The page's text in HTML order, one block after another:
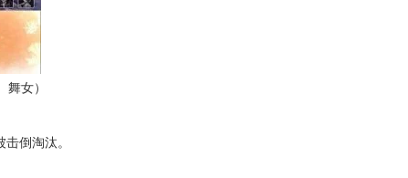
女）
倒淘汰。